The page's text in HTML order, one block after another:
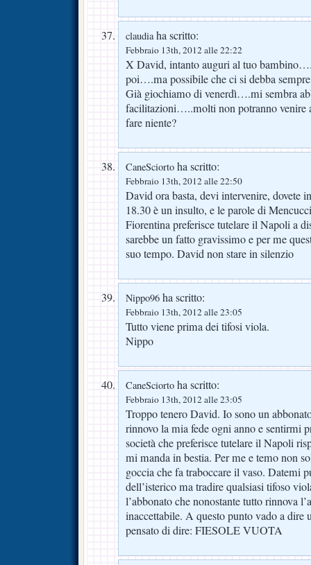
claudiaha scritto:
Febbraio 13th, 2012 alle 22:22
X David, intanto auguri al tuo
poi….ma possibile che ci si debba
Già giochiamo di venerdì….mi sembra
facilitazioni…..molti non potranno
fare niente?
CaneSciorto ha scritto:
Febbraio 13th, 2012 alle 22:50
David ora basta, devi intervenire, dovete
18.30 è un insulto, e le parole di
Fiorentina preferisce tutelare il Napoli a
sarebbe un fatto gravissimo e per me
suo tempo. David non stare in silenzio
Nippo96 ha scritto:
Febbraio 13th, 2012 alle 23:05
Tutto viene prima dei tifosi viola.
Nippo
CaneSciorto ha scritto:
Febbraio 13th, 2012 alle 23:05
Troppo tenero David. Io sono un
rinnovo la mia fede ogni anno e sentirmi
società che preferisce tutelare il Napoli
mi manda in bestia. Per me e temo non
goccia che fa traboccare il vaso. Datemi
dell’isterico ma tradire qualsiasi tifoso
l’abbonato che nonostante tutto rinnova
inaccettabile. A questo punto vado a dire
pensato di dire: FIESOLE VUOTA